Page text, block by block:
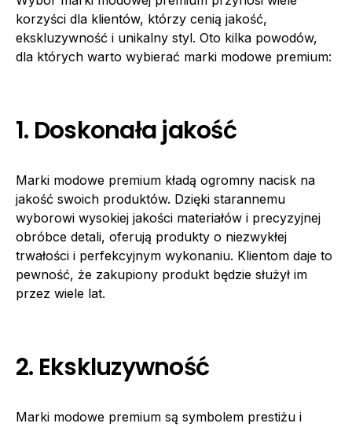
korzyści dla klientów, którzy cenią jakość,
ekskluzywność i unikalny styl. Oto kilka powodów,
dla których warto wybierać marki modowe premium:
1. Doskonała jakość
Marki modowe premium kładą ogromny nacisk na
jakość swoich produktów. Dzięki starannemu
wyborowi wysokiej jakości materiałów i precyzyjnej
obróbce detali, oferują produkty o niezwykłej
trwałości i perfekcyjnym wykonaniu. Klientom daje to
pewność, że zakupiony produkt będzie służył im
przez wiele lat.
2. Ekskluzywność
Marki modowe premium są symbolem prestiżu i